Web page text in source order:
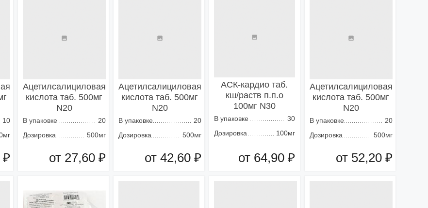
10
₽
Ацетилсалициловая
кислота таб. 500мг
N20
В упаковке
20
Дозировка
500мг
от 27,60 ₽
Ацетилсалициловая
кислота таб. 500мг
N20
В упаковке
20
Дозировка
500мг
от 42,60 ₽
АСК-кардио таб.
кш/раств п.п.о
100мг N30
В упаковке
30
Дозировка
100мг
от 64,90 ₽
Ацетилсалициловая
кислота таб. 500мг
N20
В упаковке
20
Дозировка
500мг
от 52,20 ₽